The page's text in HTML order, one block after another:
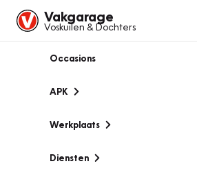
Vakgarage
Voskuilen & Dochters
Occasions
APK
Werkplaats
Diensten